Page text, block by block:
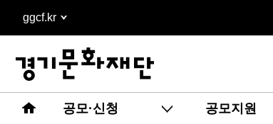
바로가기
ggcf.kr
공모·신청 공모지원